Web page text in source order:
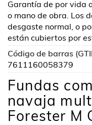
Garantía de por vida
o mano de obra. Los
desgaste normal, o
están cubiertos por
Código de barras
7611160058379
Fundas
navaja
Forester M